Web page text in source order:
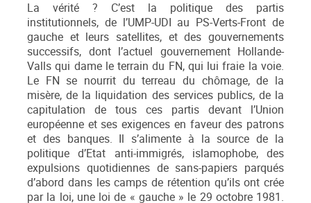
La vérité ? C’est la politique des partis
institutionnels, de l’UMP-UDI au PS-Verts-Front de
gauche et leurs satellites, et des gouvernements
successifs, dont l’actuel gouvernement Hollande-
Valls qui dame le terrain du FN, qui lui fraie la voie.
Le FN se nourrit du terreau du chômage, de la
misère, de la liquidation des services publics, de la
capitulation de tous ces partis devant l’Union
européenne et ses exigences en faveur des patrons
et des banques. Il s’alimente à la source de la
politique d’Etat anti-immigrés, islamophobe, des
expulsions quotidiennes de sans-papiers parqués
d’abord dans les camps de rétention qu’ils ont crée
par la loi, une loi de « gauche » le 29 octobre 1981.